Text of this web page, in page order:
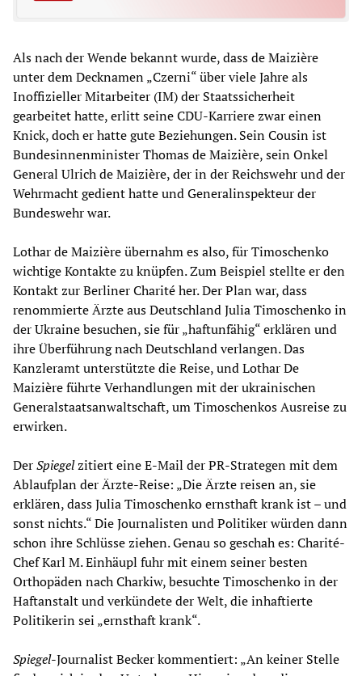
Als nach der Wende bekannt wurde, dass de Maizière
unter dem Decknamen „Czerni“ über viele Jahre als
Inoffizieller Mitarbeiter (IM) der Staatssicherheit
gearbeitet hatte, erlitt seine CDU-Karriere zwar einen
Knick, doch er hatte gute Beziehungen. Sein Cousin ist
Bundesinnenminister Thomas de Maizière, sein Onkel
General Ulrich de Maizière, der in der Reichswehr und der
Wehrmacht gedient hatte und Generalinspekteur der
Bundeswehr war.
Lothar de Maizière übernahm es also, für Timoschenko
wichtige Kontakte zu knüpfen. Zum Beispiel stellte er den
Kontakt zur Berliner Charité her. Der Plan war, dass
renommierte Ärzte aus Deutschland Julia Timoschenko in
der Ukraine besuchen, sie für „haftunfähig“ erklären und
ihre Überführung nach Deutschland verlangen. Das
Kanzleramt unterstützte die Reise, und Lothar De
Maizière führte Verhandlungen mit der ukrainischen
Generalstaatsanwaltschaft, um Timoschenkos Ausreise zu
erwirken.
DerSpiegelzitiert eine E-Mail der PR-Strategen mit dem
Ablaufplan der Ärzte-Reise: „Die Ärzte reisen an, sie
erklären, dass Julia Timoschenko ernsthaft krank ist – und
sonst nichts.“ Die Journalisten und Politiker würden dann
schon ihre Schlüsse ziehen. Genau so geschah es: Charité-
Chef Karl M. Einhäupl fuhr mit einem seiner besten
Orthopäden nach Charkiw, besuchte Timoschenko in der
Haftanstalt und verkündete der Welt, die inhaftierte
Politikerin sei „ernsthaft krank“.
Spiegel-Journalist Becker kommentiert: „An keiner Stelle